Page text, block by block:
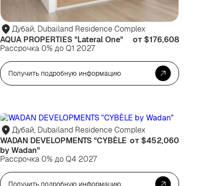
Дубай, Dubailand Residence Complex
AQUA PROPERTIES "Lateral One"
от $176,608
Рассрочка 0% до Q1 2027
Получить подробную информацию
Дубай, Dubailand Residence Complex
WADAN DEVELOPMENTS "CYBÈLE
by Wadan"
от $452,060
Рассрочка 0% до Q4 2027
Получить подробную информацию